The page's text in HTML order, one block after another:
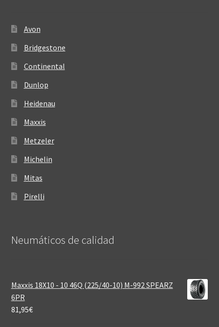
Avon
Bridgestone
Continental
Dunlop
Heidenau
Maxxis
Metzeler
Michelin
Mitas
Pirelli
Neumáticos de calidad‎
Maxxis 18X10 - 10 46Q (225/40-10) M-992 SPEARZ
6PR
81,95€